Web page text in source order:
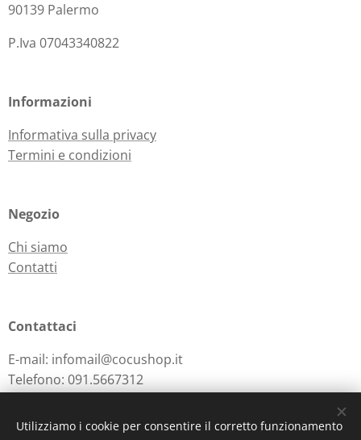
90139 Palermo
P.Iva 07043340822
Informazioni
Informativa sulla privacy
Termini e condizioni
Negozio
Chi siamo
Contatti
Contattaci
E-mail: infomail@cocushop.it
Telefono: 091.5667312
Utilizziamo i cookie per consentire il corretto funzionamento